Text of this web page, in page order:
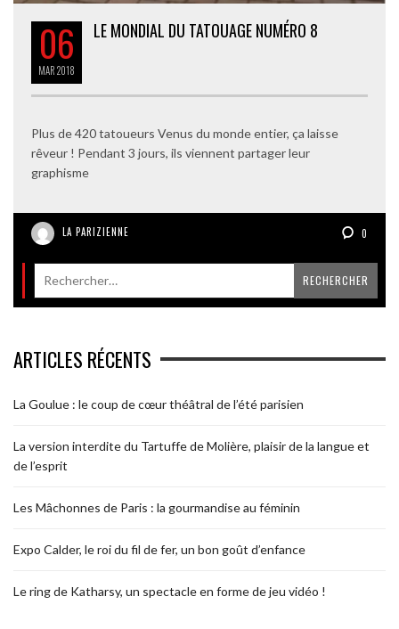
06
MAR2018
LE MONDIAL DU TATOUAGE NUMÉRO 8
Plus de 420 tatoueurs Venus du monde entier, ça laisse
rêveur ! Pendant 3 jours, ils viennent partager leur
graphisme
LA PARIZIENNE 0
ARTICLES RÉCENTS
La Goulue : le coup de cœur théâtral de l’été parisien
La version interdite du Tartuffe de Molière, plaisir de la langue et
de l’esprit
Les Mâchonnes de Paris : la gourmandise au féminin
Expo Calder, le roi du fil de fer, un bon goût d’enfance
Le ring de Katharsy, un spectacle en forme de jeu vidéo !